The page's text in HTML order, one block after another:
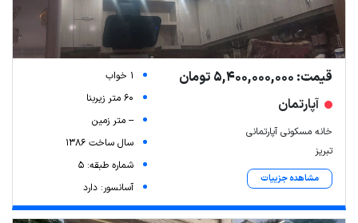
قیمت: 5,400,000,000 تومان
آپارتمان
خانه مسکونی آپارتمانی
تبریز
مشاهده جزییات
1 خواب
60 متر زیربنا
-- متر زمین
سال ساخت 1386
شماره طبقه: 5
آسانسور: دارد